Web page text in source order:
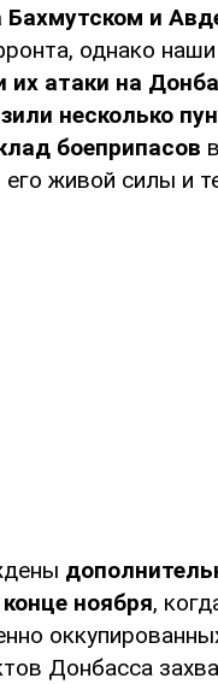
Бахмутском и
однако
их атаки на
несколько
боеприпасов
живой силы и
ноября,
Донбасса